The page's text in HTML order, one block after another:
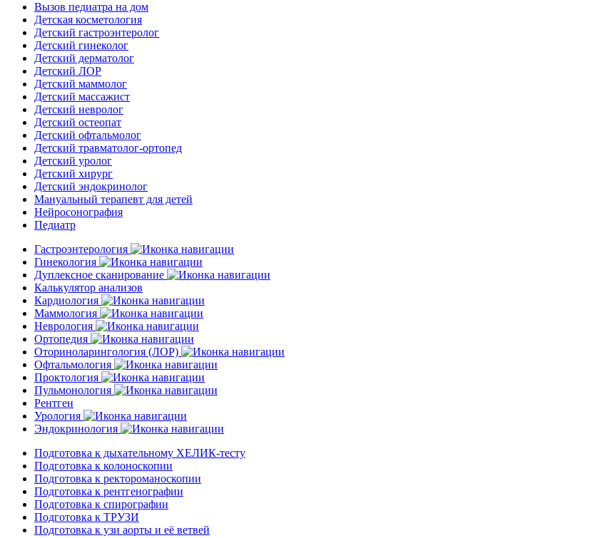
Вызов педиатра на дом
Детская косметология
Детский гастроэнтеролог
Детский гинеколог
Детский дерматолог
Детский ЛОР
Детский маммолог
Детский массажист
Детский невролог
Детский остеопат
Детский офтальмолог
Детский травматолог-ортопед
Детский уролог
Детский хирург
Детский эндокринолог
Мануальный терапевт для детей
Нейросонография
Педиатр
Гастроэнтерология
Гинекология
Дуплексное сканирование
Калькулятор анализов
Кардиология
Маммология
Неврология
Ортопедия
Оториноларингология (ЛОР)
Офтальмология
Проктология
Пульмонология
Рентген
Урология
Эндокринология
Подготовка к дыхательному ХЕЛИК-тесту
Подготовка к колоноскопии
Подготовка к ректороманоскопии
Подготовка к рентгенографии
Подготовка к спирографии
Подготовка к ТРУЗИ
Подготовка к узи аорты и её ветвей